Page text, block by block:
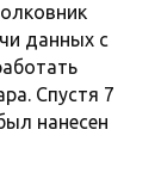
данных с
Спустя 7
нанесен